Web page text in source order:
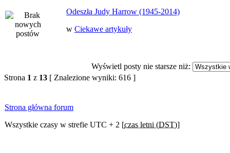
Odeszła Judy Harrow (1945-2014)
w Ciekawe artykuły
Wyświetl posty nie starsze niż:
Strona 1 z 13 [ Znalezione wyniki: 616 ]
Strona główna forum
Wszystkie czasy w strefie UTC + 2 [czas letni (DST)]